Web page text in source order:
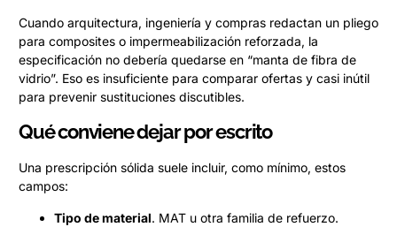
Cuando arquitectura, ingeniería y compras redactan un pliego
para composites o impermeabilización reforzada, la
especificación no debería quedarse en “manta de fibra de
vidrio”. Eso es insuficiente para comparar ofertas y casi inútil
para prevenir sustituciones discutibles.
Qué conviene dejar por escrito
Una prescripción sólida suele incluir, como mínimo, estos
campos:
Tipo de material. MAT u otra familia de refuerzo.